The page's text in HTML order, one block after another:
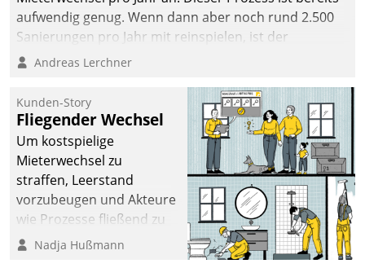
aufwendig genug. Wenn dann aber noch rund 2.500
Sanierungen pro Jahr mit reinspielen, ist der
Betreuungs- und Organisationsaufwand immens. Im
kommunale Wohnungsbauunternehmen daher
gemeinsam mit der Berliner Datatrain GmbH den
Teilprozess der Objektsanierung digitalisiert.
Andreas Lerchner
Kunden-Story
Fliegender Wechsel
Um kostspielige
Mieterwechsel zu
straffen, Leerstand
vorzubeugen und Akteure
wie Prozesse fließend zu
vernetzen, nutzt die
Nadja Hußmann